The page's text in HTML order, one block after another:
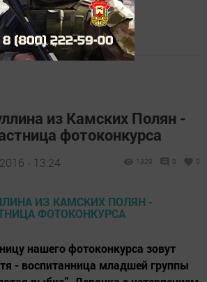
из Камских Полян -
фотоконкурса
- 13:24 1320 0 0
нашего фотоконкурса зовут
- воспитанница младшей группы